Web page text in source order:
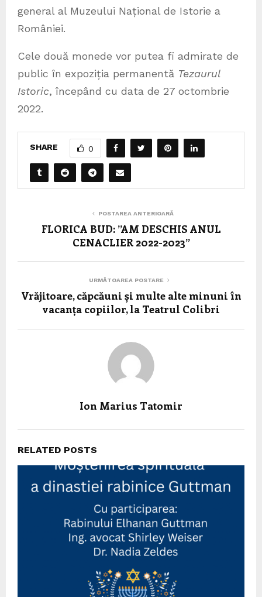
general al Muzeului Național de Istorie a
României.
Cele două monede vor putea fi admirate de
public în expoziția permanentă Tezaurul
Istoric, începând cu data de 27 octombrie
2022.
SHARE 0
POSTAREA ANTERIOARĂ
FLORICA BUD: ”AM DESCHIS ANUL
CENACLIER 2022-2023”
URMĂTOAREA POSTARE
Vrăjitoare, căpcăuni și multe alte minuni în
vacanța copiilor, la Teatrul Colibri
Ion Marius Tatomir
RELATED POSTS